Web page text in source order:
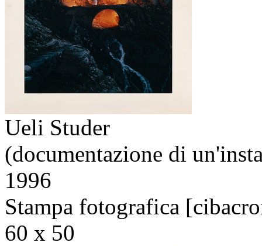
Ueli Studer
(documentazione di
1996
Stampa fotografica
60 x 50